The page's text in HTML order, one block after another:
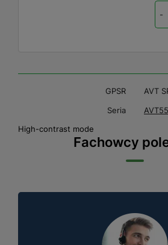
-
GPSR AVT
Seria
High-contrast mode
Fachowcy